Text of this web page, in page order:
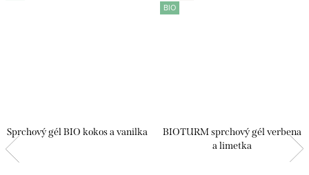
Sprchový gél BIO kokos a vanilka
BIO
BIOTURM sprchový gél verbena
a limetka